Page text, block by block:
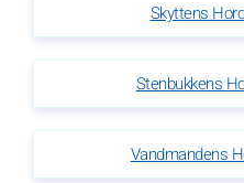
Skyttens
Stenbukkens
Vandmandens